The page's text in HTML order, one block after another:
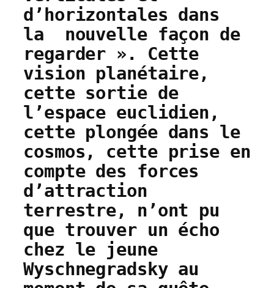
d’horizontales dans
la nouvelle façon de
regarder ». Cette
vision planétaire,
cette sortie de
l’espace euclidien,
cette plongée dans le
cosmos, cette prise en
compte des forces
d’attraction
terrestre, n’ont pu
que trouver un écho
chez le jeune
Wyschnegradsky au